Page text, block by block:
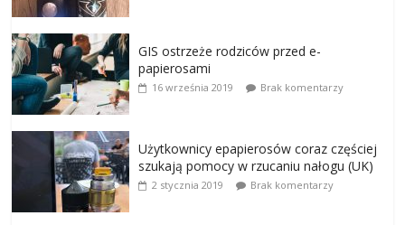
GIS ostrzeże rodziców przed e-
papierosami
16 września 2019 Brak komentarzy
Użytkownicy epapierosów coraz częściej
szukają pomocy w rzucaniu nałogu (UK)
2 stycznia 2019 Brak komentarzy